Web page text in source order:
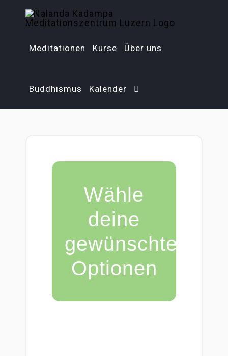
Meditationen Kurse Über uns
Buddhismus Kalender
Wähle
deine
gewünschten
Optionen